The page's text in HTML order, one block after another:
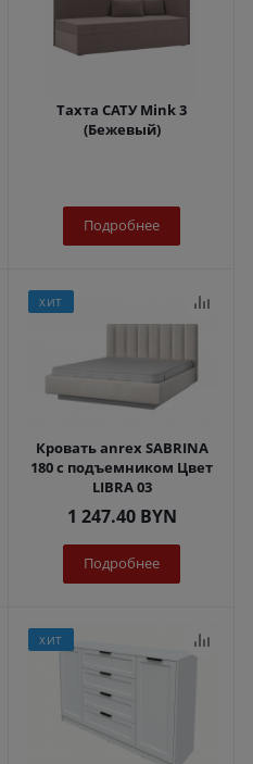
Тахта САТУ Mink 3
(Бежевый)
Подробнее
ХИТ
Кровать anrex SABRINA
180 с подъемником Цвет
LIBRA 03
1 247.40BYN
Подробнее
ХИТ